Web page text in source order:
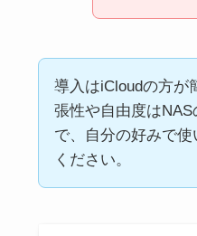
導入はiCloudの方が
張性や自由度は
で、自分の好みで使
ください。